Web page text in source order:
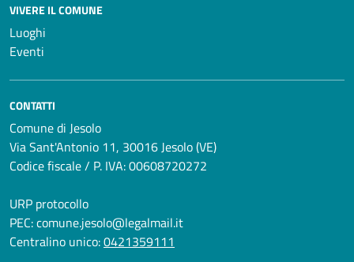
VIVERE IL COMUNE
Luoghi
Eventi
CONTATTI
Comune di Jesolo
Via Sant'Antonio 11, 30016 Jesolo (VE)
Codice fiscale / P. IVA: 00608720272
URP protocollo
PEC:comune.jesolo@legalmail.it
Centralino unico:0421359111